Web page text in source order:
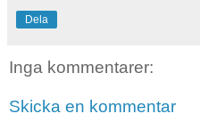
Dela
Inga kommentarer:
Skicka en kommentar